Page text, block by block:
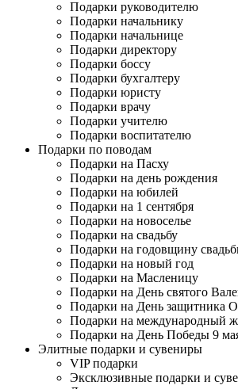
Подарки руководителю
Подарки начальнику
Подарки начальнице
Подарки директору
Подарки боссу
Подарки бухгалтеру
Подарки юристу
Подарки врачу
Подарки учителю
Подарки воспитателю
Подарки по поводам
Подарки на Пасху
Подарки на день рождения
Подарки на юбилей
Подарки на 1 сентября
Подарки на новоселье
Подарки на свадьбу
Подарки на годовщину
Подарки на новый год
Подарки на Масленицу
Подарки на День святого
Подарки на День защитника
Подарки на международный
Подарки на День Победы 9
Элитные подарки и сувениры
VIP подарки
Эксклюзивные подарки и